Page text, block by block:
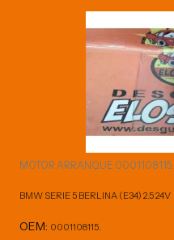
MOTOR ARRANQUE 0001108115.
BMW SERIE 5 BERLINA (E34) 2.5 24V
OEM: 0001108115.